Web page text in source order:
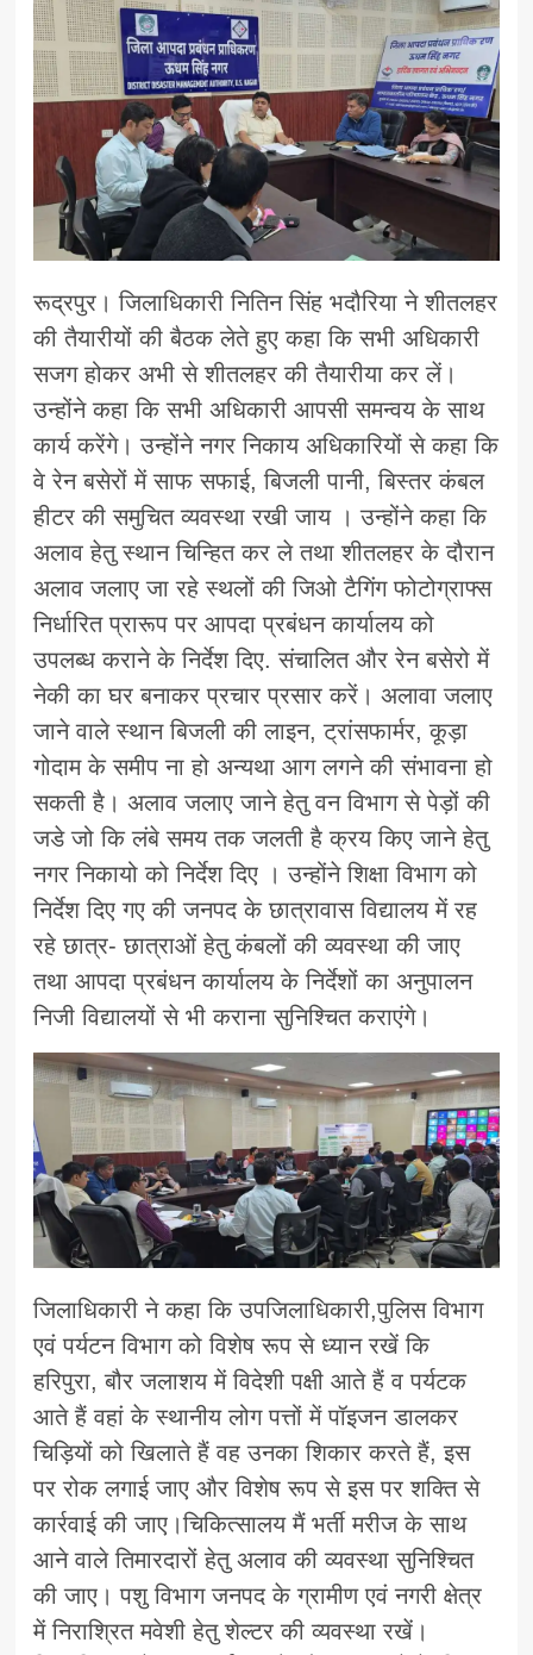
रूद्रपुर। जिलाधिकारी नितिन सिंह भदौरिया ने शीतलहर
की तैयारीयों की बैठक लेते हुए कहा कि सभी अधिकारी
सजग होकर अभी से शीतलहर की तैयारीया कर लें।
उन्होंने कहा कि सभी अधिकारी आपसी समन्वय के साथ
कार्य करेंगे। उन्होंने नगर निकाय अधिकारियों से कहा कि
वे रेन बसेरों में साफ सफाई, बिजली पानी, बिस्तर कंबल
हीटर की समुचित व्यवस्था रखी जाय । उन्होंने कहा कि
अलाव हेतु स्थान चिन्हित कर ले तथा शीतलहर के दौरान
अलाव जलाए जा रहे स्थलों की जिओ टैगिंग फोटोग्राफ्स
निर्धारित प्रारूप पर आपदा प्रबंधन कार्यालय को
उपलब्ध कराने के निर्देश दिए. संचालित और रेन बसेरो में
नेकी का घर बनाकर प्रचार प्रसार करें। अलावा जलाए
जाने वाले स्थान बिजली की लाइन, ट्रांसफार्मर, कूड़ा
गोदाम के समीप ना हो अन्यथा आग लगने की संभावना हो
सकती है। अलाव जलाए जाने हेतु वन विभाग से पेड़ों की
जडे जो कि लंबे समय तक जलती है क्रय किए जाने हेतु
नगर निकायो को निर्देश दिए । उन्होंने शिक्षा विभाग को
निर्देश दिए गए की जनपद के छात्रावास विद्यालय में रह
रहे छात्र- छात्राओं हेतु कंबलों की व्यवस्था की जाए
तथा आपदा प्रबंधन कार्यालय के निर्देशों का अनुपालन
निजी विद्यालयों से भी कराना सुनिश्चित कराएंगे।
जिलाधिकारी ने कहा कि उपजिलाधिकारी,पुलिस विभाग
एवं पर्यटन विभाग को विशेष रूप से ध्यान रखें कि
हरिपुरा, बौर जलाशय में विदेशी पक्षी आते हैं व पर्यटक
आते हैं वहां के स्थानीय लोग पत्तों में पॉइजन डालकर
चिड़ियों को खिलाते हैं वह उनका शिकार करते हैं, इस
पर रोक लगाई जाए और विशेष रूप से इस पर शक्ति से
कार्रवाई की जाए।चिकित्सालय मैं भर्ती मरीज के साथ
आने वाले तिमारदारों हेतु अलाव की व्यवस्था सुनिश्चित
की जाए। पशु विभाग जनपद के ग्रामीण एवं नगरी क्षेत्र
में निराश्रित मवेशी हेतु शेल्टर की व्यवस्था रखें।